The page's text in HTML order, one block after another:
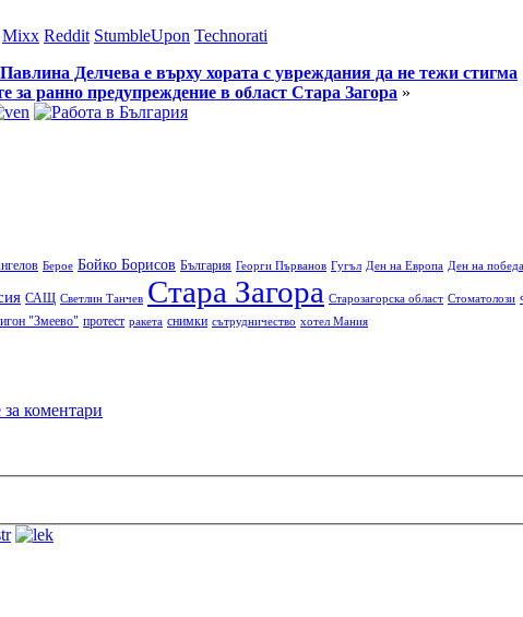
Mixx Reddit StumbleUpon Technorati
Делчева е върху хората с увреждания да не тежи стигма
за ранно предупреждение в област Стара Загора »
Берое Бойко Борисов България Георги Първанов Гугъл Ден на Европа Ден на
САЩ Светлин Танчев Стара Загора Старозагорска област Стоматолози
"Змеево" протест ракета снимки сътрудничество хотел Мания
коментари